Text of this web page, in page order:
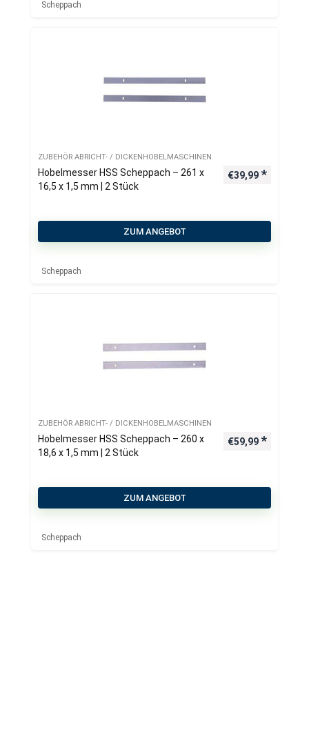
Scheppach
ZUBEHÖR ABRICHT- / DICKENHOBELMASCHINEN
Hobelmesser HSS Scheppach – 261 x
16,5 x 1,5 mm | 2 Stück
€39,99
ZUM ANGEBOT
Scheppach
ZUBEHÖR ABRICHT- / DICKENHOBELMASCHINEN
Hobelmesser HSS Scheppach – 260 x
18,6 x 1,5 mm | 2 Stück
€59,99
ZUM ANGEBOT
Scheppach